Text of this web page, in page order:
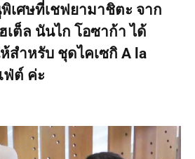
เศษที่เชฟยามาชิตะ จาก
เต็ล นันไก โอซาก้า ได้
สำหรับ ชุดไคเซกิ A la
ฟ่ต์ ค่ะ